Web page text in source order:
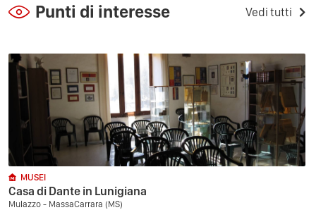
Punti di interesse Vedi tutti
MUSEI
Casa di Dante in Lunigiana
Mulazzo - MassaCarrara (MS)